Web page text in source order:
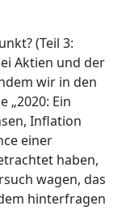
(Teil 3:
Aktien und der
wir in den
„2020: Ein
Inflation
einer
haben,
wagen, das
hinterfragen